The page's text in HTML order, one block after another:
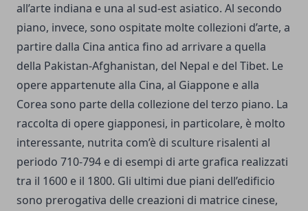
all’arte indiana e una al sud-est asiatico. Al secondo
piano, invece, sono ospitate molte collezioni d’arte, a
partire dalla Cina antica fino ad arrivare a quella
della Pakistan-Afghanistan, del Nepal e del Tibet. Le
opere appartenute alla Cina, al Giappone e alla
Corea sono parte della collezione del terzo piano. La
raccolta di opere giapponesi, in particolare, è molto
interessante, nutrita com’è di sculture risalenti al
periodo 710-794 e di esempi di arte grafica realizzati
tra il 1600 e il 1800. Gli ultimi due piani dell’edificio
sono prerogativa delle creazioni di matrice cinese,